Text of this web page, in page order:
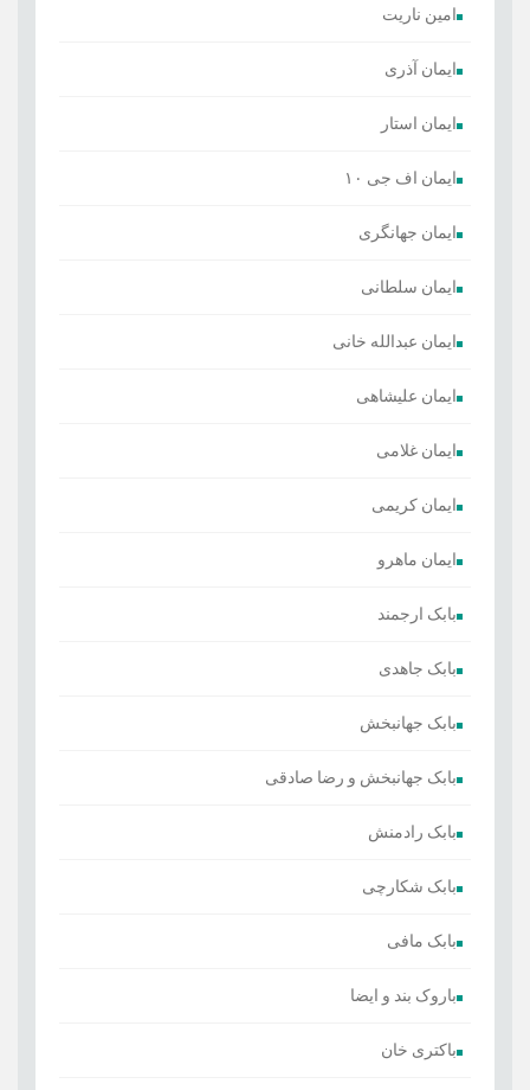
امین ناریت
ایمان آذری
ایمان استار
ایمان اف جی ۱۰
ایمان جهانگری
ایمان سلطانی
ایمان عبدالله خانی
ایمان علیشاهی
ایمان غلامی
ایمان کریمی
ایمان ماهرو
بابک ارجمند
بابک جاهدی
بابک جهانبخش
بابک جهانبخش و رضا صادقی
بابک رادمنش
بابک شکارچی
بابک مافی
باروک بند و ایضا
باکتری خان